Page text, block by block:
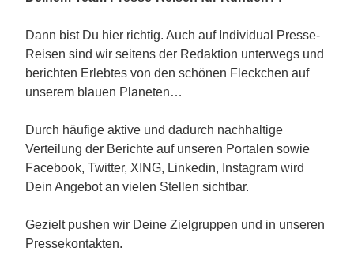
Dann bist Du hier richtig. Auch auf Individual Presse-
Reisen sind wir seitens der Redaktion unterwegs und
berichten Erlebtes von den schönen Fleckchen auf
unserem blauen Planeten…
Durch häufige aktive und dadurch nachhaltige
Verteilung der Berichte auf unseren Portalen sowie
Facebook, Twitter, XING, Linkedin, Instagram wird
Dein Angebot an vielen Stellen sichtbar.
Gezielt pushen wir Deine Zielgruppen und in unseren
Pressekontakten.